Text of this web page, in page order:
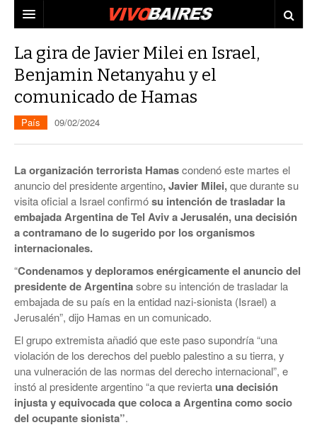
PAÍS
CONURBANO
JUDICIALES
AGENDA
PERSONAJES
ELLAS
TECNO
VIDEOS
La gira de Javier Milei en Israel,
Benjamin Netanyahu y el
comunicado de Hamas
País 09/02/2024
La organización terrorista Hamascondenó este martes el
anuncio del presidente argentino, Javier Milei,que durante su
visita oficial a Israel confirmósu intención de trasladar la
embajada Argentina de Tel Aviv a Jerusalén, una decisión
a contramano de lo sugerido por los organismos
internacionales.
“Condenamos y deploramos enérgicamente el anuncio del
presidente de Argentinasobre su intención de trasladar la
embajada de su país en la entidad nazi-sionista (Israel) a
Jerusalén”, dijo Hamas en un comunicado.
El grupo extremista añadió que este paso supondría “una
violación de los derechos del pueblo palestino a su tierra, y
una vulneración de las normas del derecho internacional”, e
instó al presidente argentino “a que revierta una decisión
injusta y equivocadaque coloca a Argentina como socio
del ocupante sionista”.